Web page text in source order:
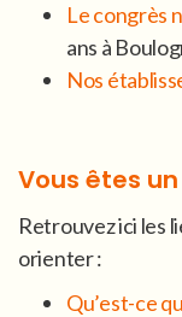
Le congrès
ans à
Nos
Vous êtes
Retrouvez ici les
orienter :
Qu’est-ce